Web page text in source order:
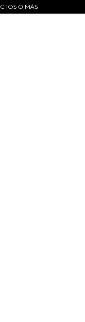
O MÁS